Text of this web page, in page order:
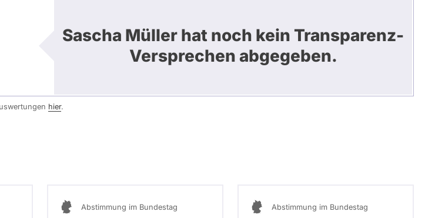
Sascha Müller hat noch kein Transparenz-
Versprechen abgegeben.
hier.
Abstimmung im Bundestag Abstimmung im Bundestag